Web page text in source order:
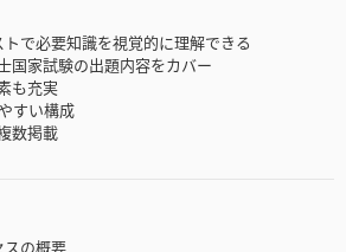
で必要知識を視覚的に理解できる
家試験の出題内容をカバー
も充実
すい構成
数掲載
の概要